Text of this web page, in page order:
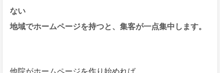
ない
地域でホームページを持つと、集客が一点集中します。
他院がホームページを作り始めれば、